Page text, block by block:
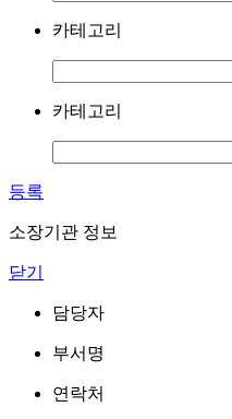
카테고리
카테고리
등록
소장기관 정보
닫기
담당자
부서명
연락처